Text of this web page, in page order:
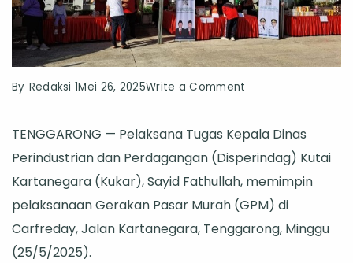
By Redaksi 1Mei 26, 2025Write a Comment
Kukar
Gelar
Pasar
Murah
Sambut
TENGGARONG — Pelaksana Tugas Kepala Dinas
Perindustrian dan Perdagangan (Disperindag) Kutai
Kartanegara (Kukar), Sayid Fathullah, memimpin
pelaksanaan Gerakan Pasar Murah (GPM) di
Carfreday, Jalan Kartanegara, Tenggarong, Minggu
(25/5/2025).